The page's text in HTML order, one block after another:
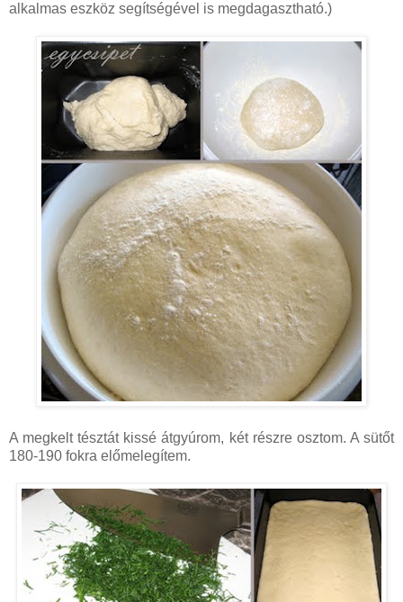
alkalmas eszköz segítségével is megdagasztható.)
A megkelt tésztát kissé átgyúrom, két részre osztom. A sütőt
180-190 fokra előmelegítem.